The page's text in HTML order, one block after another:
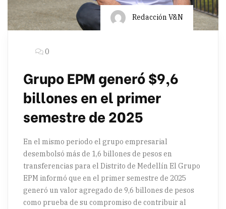
Redacción V&N
0
Grupo EPM generó $9,6
billones en el primer
semestre de 2025
En el mismo periodo el grupo empresarial
desembolsó más de 1,6 billones de pesos en
transferencias para el Distrito de Medellín El Grupo
EPM informó que en el primer semestre de 2025
generó un valor agregado de 9,6 billones de pesos
como prueba de su compromiso de contribuir al